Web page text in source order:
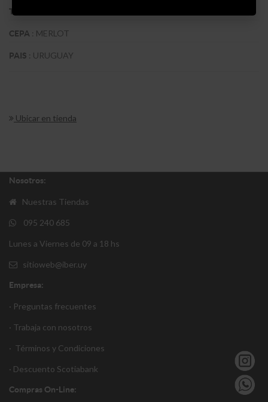
TIPO DE VINO
CEPA : MERLOT
PAIS : URUGUAY
Ubicar en tienda
Nosotros:
Nuestras Tiendas
095 240 685
Lunes a Viernes de 09 a 18 hs
sitioweb@iber.uy
Empresa:
· Preguntas frecuentes
· Trabaja con nosotros
· Términos y Condiciones
· Descuento Scotiabank
Compras On-Line: